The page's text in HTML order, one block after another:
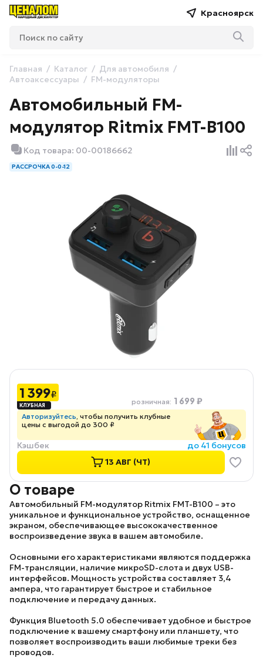
Красноярск
Главная Каталог
Для автомобиля
Автоаксессуары
FM-модуляторы
Автомобильный FM-
модулятор Ritmix FMT-B100
Код товара: 00-00186662
РАССРОЧКА 0-0-12
1 399₽
розничная: 1 699 ₽
Авторизуйтесь, чтобы получить клубные
цены с выгодой до 300 ₽
Кэшбек
до 41 бонусов
13 АВГ (ЧТ)
О товаре
Автомобильный FM-модулятор Ritmix FMT-B100 – это
уникальное и функциональное устройство, оснащенное
экраном, обеспечивающее высококачественное
воспроизведение звука в вашем автомобиле.
Основными его характеристиками являются поддержка
FM-трансляции, наличие микроSD-слота и двух USB-
интерфейсов. Мощность устройства составляет 3,4
ампера, что гарантирует быстрое и стабильное
подключение и передачу данных.
Функция Bluetooth 5.0 обеспечивает удобное и быстрое
подключение к вашему смартфону или планшету, что
позволяет воспроизводить ваши любимые треки без
проводов.